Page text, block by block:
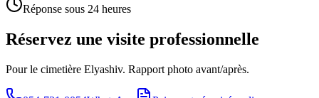
Réponse sous 24 heures
Réservez une visite professionnelle
Pour le cimetière Elyashiv. Rapport photo avant/après.